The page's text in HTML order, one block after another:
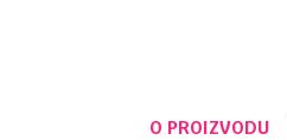
O PROIZVODU